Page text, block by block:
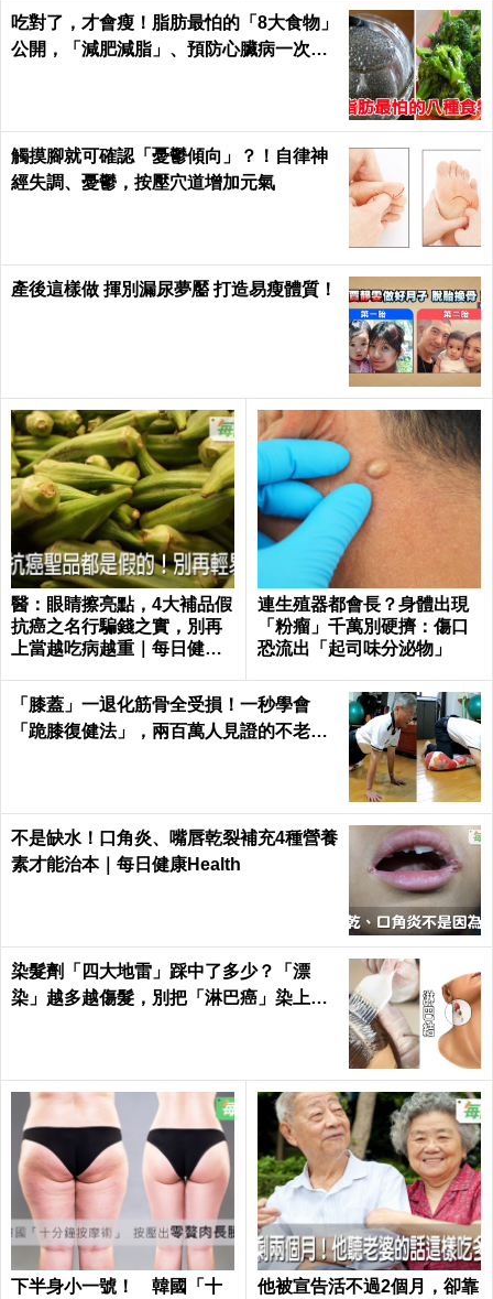
吃對了，才會瘦！脂肪最怕的「8大食物」
公開，「減肥減脂」、預防心臟病一次滿
觸摸腳就可確認「憂鬱傾向」？！自律神
經失調、憂鬱，按壓穴道增加元氣
產後這樣做 揮別漏尿夢靨 打造易瘦體質！
醫：眼睛擦亮點，4大補品假
抗癌之名行騙錢之實，別再
上當越吃病越重｜每日健康
連生殖器都會長？身體出現
「粉瘤」千萬別硬擠：傷口
恐流出「起司味分泌物」
「膝蓋」一退化筋骨全受損！一秒學會
「跪膝復健法」，兩百萬人見證的不老伸
不是缺水！口角炎、嘴唇乾裂補充4種營養
素才能治本｜每日健康Health
染髮劑「四大地雷」踩中了多少？「漂
染」越多越傷髮，別把「淋巴癌」染上
下半身小一號！ 韓國「十 他被宣告活不過2個月，卻靠